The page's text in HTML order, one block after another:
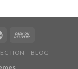
BLOG